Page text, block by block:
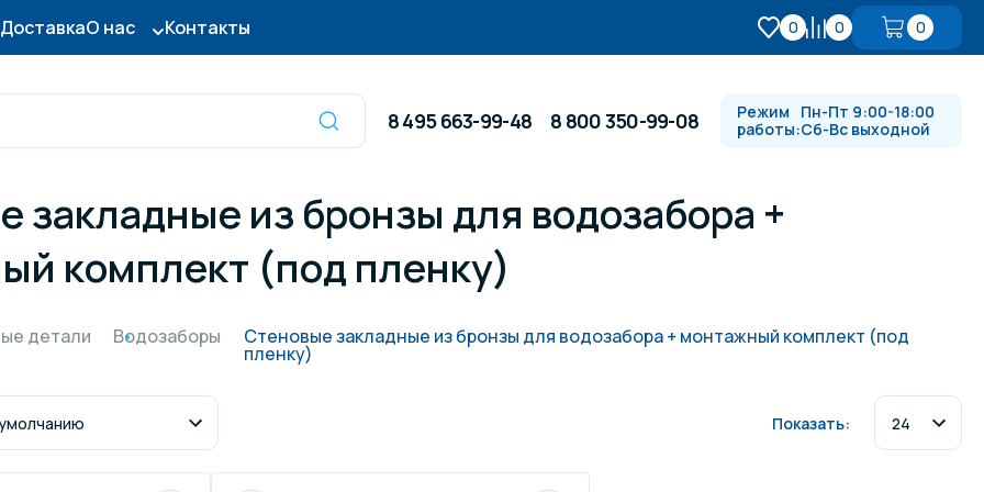
ДоставкаО нас Контакты 0 0 0
Оборудование для
Противотоки и гидромассажи
электрооборудование
8 495 663-99-48 8 800 350-99-08
Режим
работы:
Пн-Пт 9:00-18:00
Сб-Вс выходной
закладные из бронзы для водозабора +
комплект (под пленку)
детали Водозаборы Стеновые закладные из бронзы для водозабора + монтажный комплект (под
пленку)
Показать: